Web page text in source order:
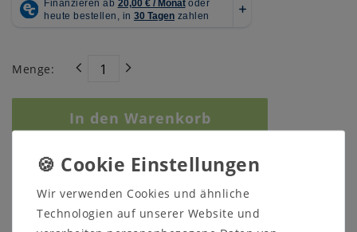
Menge:
In den Warenkorb
Wir verwenden Cookies und ähnliche
Technologien auf unserer Website und